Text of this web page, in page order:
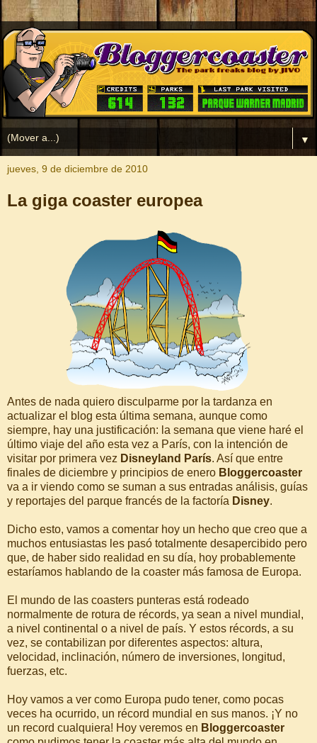
▼
jueves, 9 de diciembre de 2010
La giga coaster europea
Antes de nada quiero disculparme por la tardanza en
actualizar el blog esta última semana, aunque como
siempre, hay una justificación: la semana que viene haré el
último viaje del año esta vez a París, con la intención de
visitar por primera vez Disneyland París. Así que entre
finales de diciembre y principios de enero Bloggercoaster
va a ir viendo como se suman a sus entradas análisis, guías
y reportajes del parque francés de la factoría Disney.
Dicho esto, vamos a comentar hoy un hecho que creo que a
muchos entusiastas les pasó totalmente desapercibido pero
que, de haber sido realidad en su día, hoy probablemente
estaríamos hablando de la coaster más famosa de Europa.
El mundo de las coasters punteras está rodeado
normalmente de rotura de récords, ya sean a nivel mundial,
a nivel continental o a nivel de país. Y estos récords, a su
vez, se contabilizan por diferentes aspectos: altura,
velocidad, inclinación, número de inversiones, longitud,
fuerzas, etc.
Hoy vamos a ver como Europa pudo tener, como pocas
veces ha ocurrido, un récord mundial en sus manos. ¡Y no
un record cualquiera! Hoy veremos en Bloggercoaster